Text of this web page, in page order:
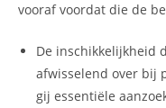
vooraf voordat die de
De inschikkelijkheid
afwisselend over bij
gij essentiële